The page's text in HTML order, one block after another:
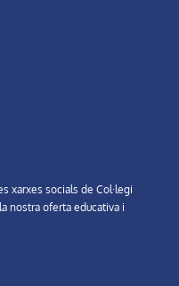
xarxes socials de Col·legi
nostra oferta educativa i